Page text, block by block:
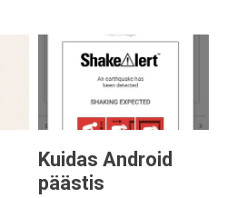
Kuidas Android
päästis